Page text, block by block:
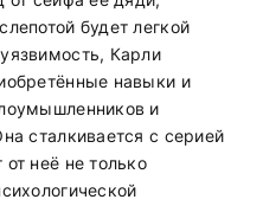
будет легкой
Карли
навыки и
и
сталкивается с серией
неё не только